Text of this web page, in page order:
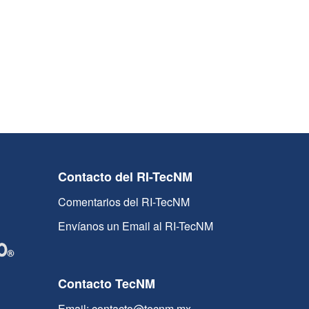
Contacto del RI-TecNM
Comentarios del RI-TecNM
Envíanos un Email al RI-TecNM
Contacto TecNM